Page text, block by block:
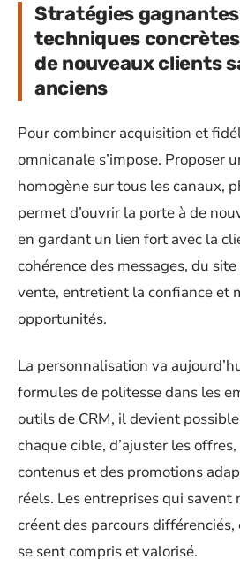
Stratégies gagnantes
techniques
de nouveaux clients
anciens
Pour combiner acquisition et
omnicanale s’impose. Proposer
homogène sur tous les canaux,
permet d’ouvrir la porte à de
en gardant un lien fort avec la
cohérence des messages, du
vente, entretient la confiance et
opportunités.
La personnalisation va
formules de politesse dans les
outils de CRM, il devient
chaque cible, d’ajuster les
contenus et des promotions
réels. Les entreprises qui savent
créent des parcours
se sent compris et valorisé.